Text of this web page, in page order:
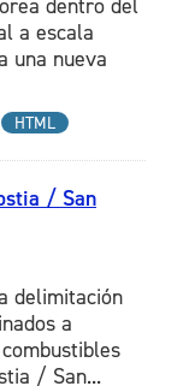
dentro del
a escala
una nueva
HTML
/ San
delimitación
a
/ San...